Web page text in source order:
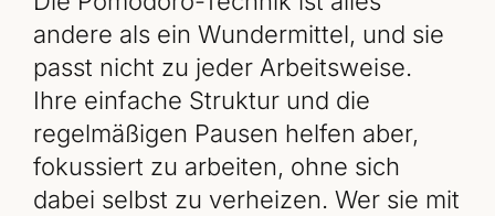
andere als ein Wundermittel, und sie
passt nicht zu jeder Arbeitsweise.
Ihre einfache Struktur und die
regelmäßigen Pausen helfen aber,
fokussiert zu arbeiten, ohne sich
dabei selbst zu verheizen. Wer sie mit